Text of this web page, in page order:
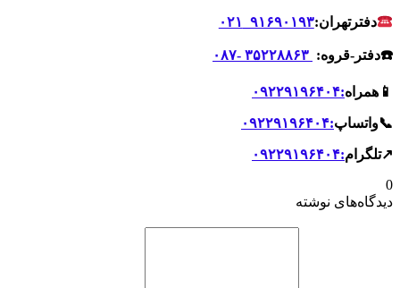
دفترتهران:۹۱۶۹۰۱۹۳_۰۲۱
☎️دفتر-قروه:
📱همراه:۰۹۲۲۹۱۹۶۴۰۴
📞واتساپ:۰۹۲۲۹۱۹۶۴۰۴
↗️تلگرام:۰۹۲۲۹۱۹۶۴۰۴
0
دیدگاه‌های نوشته